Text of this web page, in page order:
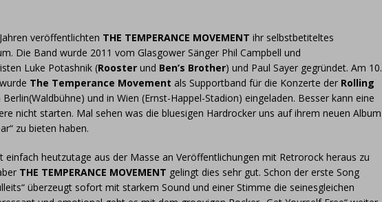
veröffentlichten THE TEMPERANCE MOVEMENT ihr selbstbetiteltes
Die Band wurde 2011 vom Glasgower Sänger Phil Campbell und
Luke Potashnik (Rooster und Ben’s Brother) und Paul Sayer gegründet. Am 10.
The Temperance Movement als Supportband für die Konzerte der Rolling
Berlin(Waldbühne) und in Wien (Ernst-Happel-Stadion) eingeladen. Besser kann eine
nicht starten. Mal sehen was die bluesigen Hardrocker uns auf ihrem neuen Album
zu bieten haben.
einfach heutzutage aus der Masse an Veröffentlichungen mit Retrorock heraus zu
THE TEMPERANCE MOVEMENT gelingt dies sehr gut. Schon der erste Song
überzeugt sofort mit starkem Sound und einer Stimme die seinesgleichen